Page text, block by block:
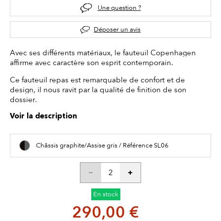
Une question ?
Déposer un avis
Avec ses différents matériaux, le fauteuil Copenhagen
affirme avec caractère son esprit contemporain.
Ce fauteuil repas est remarquable de confort et de
design, il nous ravit par la qualité de finition de son
dossier.
Voir la description
Châssis graphite/Assise gris / Référence SL06
En stock
290,00 €